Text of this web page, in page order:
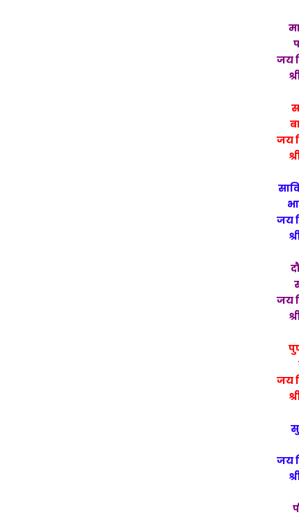
जय
जय
जय
जय
जय
जय